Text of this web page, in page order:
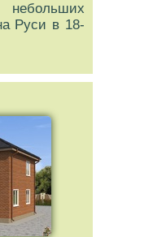
Руси в 18-